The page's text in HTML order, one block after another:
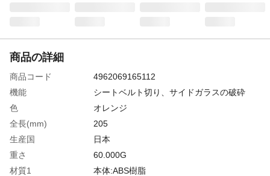
商品の詳細
商品コード
4962069165112
機能
シートベルト切り、サイドガラスの破砕
色
オレンジ
全長(mm)
205
生産国
日本
重さ
60.000G
材質1
本体:ABS樹脂